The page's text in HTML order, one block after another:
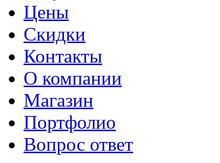
Цены
Скидки
Контакты
О компании
Магазин
Портфолио
Вопрос ответ